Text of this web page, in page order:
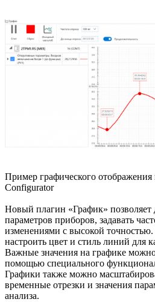
Пример графического отображения
Configurator
Новый плагин «График» позволяет
параметров приборов, задавать
изменениями с высокой
настроить цвет и стиль линий для
Важные значения на графике
помощью специального
Графики также можно
временные отрезки и значения
анализа.